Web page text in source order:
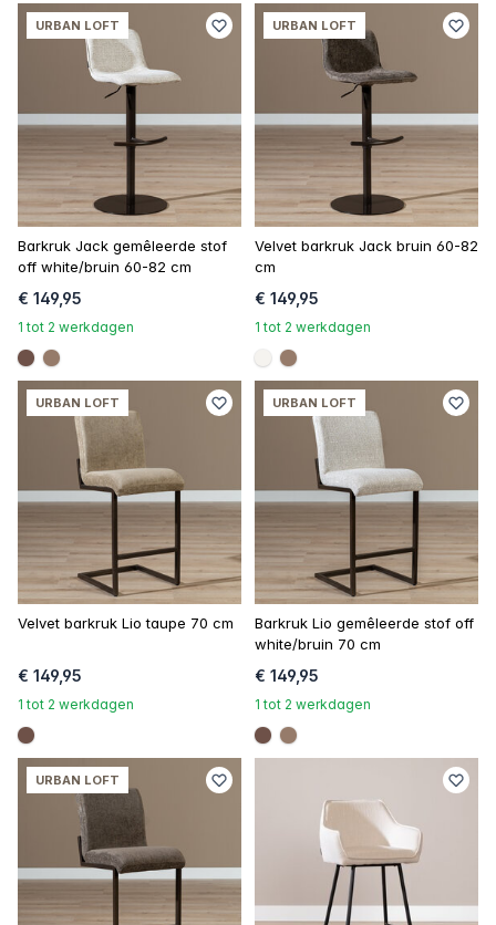
URBAN LOFT
Barkruk Jack gemêleerde stof
off white/bruin 60-82 cm
€ 149,95
1 tot 2 werkdagen
#6e5148
#967b6a
URBAN LOFT
Velvet barkruk Jack bruin 60-82
cm
€ 149,95
1 tot 2 werkdagen
#f5f3ef#967b6a
URBAN LOFT
Velvet barkruk Lio taupe 70 cm
€ 149,95
1 tot 2 werkdagen
#6e5148
URBAN LOFT
Barkruk Lio gemêleerde stof off
white/bruin 70 cm
€ 149,95
1 tot 2 werkdagen
#6e5148
#967b6a
URBAN LOFT